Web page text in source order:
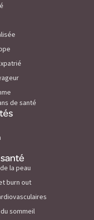
de santé
la peau
burn out
sommeil